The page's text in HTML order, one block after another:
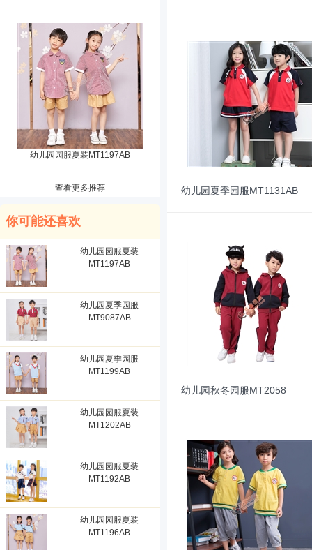
幼儿园园服夏装MT1197AB
查看更多推荐
你可能还喜欢
幼儿园园服夏装
MT1197AB
幼儿园夏季园服
MT9087AB
幼儿园夏季园服
MT1199AB
幼儿园园服夏装
MT1202AB
幼儿园园服夏装
MT1192AB
幼儿园园服夏装
MT1196AB
幼儿园夏季园服MT1131AB
幼儿园秋冬园服MT2058